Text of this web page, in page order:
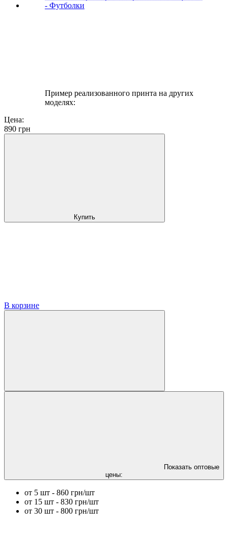
Пример реализованного принта на других
моделях:
Цена:
890 грн
Купить
В корзине
Показать оптовые
цены:
от 5 шт - 860 грн/шт
от 15 шт - 830 грн/шт
от 30 шт - 800 грн/шт